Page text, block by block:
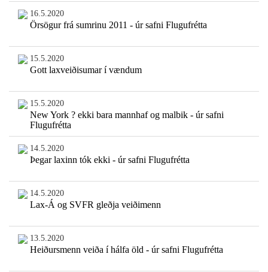
16.5.2020
Örsögur frá sumrinu 2011 - úr safni Flugufrétta
15.5.2020
Gott laxveiðisumar í vændum
15.5.2020
New York ? ekki bara mannhaf og malbik - úr safni
Flugufrétta
14.5.2020
Þegar laxinn tók ekki - úr safni Flugufrétta
14.5.2020
Lax-Á og SVFR gleðja veiðimenn
13.5.2020
Heiðursmenn veiða í hálfa öld - úr safni Flugufrétta